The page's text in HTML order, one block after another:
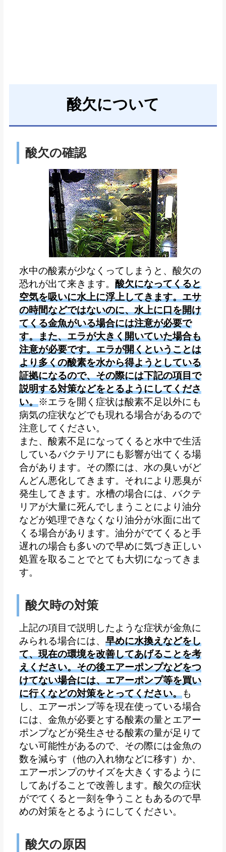
酸欠について
酸欠の確認
水中の酸素が少なくってしまうと、酸欠の
恐れが出て来きます。 酸欠になってくると
空気を吸いに水上に浮上してきます。エサ
の時間などではないのに、水上に口を開け
てくる金魚がいる場合には注意が必要で
す。また、エラが大きく開いていた場合も
注意が必要です。エラが開くということは
より多くの酸素を水から得ようとしている
証拠になるので、その際には下記の項目で
説明する対策などをとるようにしてくださ
い。※エラを開く症状は酸素不足以外にも
病気の症状などでも現れる場合があるので
注意してください。
また、酸素不足になってくると水中で生活
しているバクテリアにも影響が出てくる場
合があります。その際には、水の臭いがど
んどん悪化してきます。それにより悪臭が
発生してきます。水槽の場合には、バクテ
リアが大量に死んでしまうことにより油分
などが処理できなくなり油分が水面に出て
くる場合があります。油分がでてくると手
遅れの場合も多いので早めに気づき正しい
処置を取ることでとても大切になってきま
す。
酸欠時の対策
上記の項目で説明したような症状が金魚に
みられる場合には、 早めに水換えなどをし
て、現在の環境を改善してあげることを考
えください。その後エアーポンプなどをつ
けてない場合には、エアーポンプ等を買い
に行くなどの対策をとってください。も
し、エアーポンプ等を現在使っている場合
には、金魚が必要とする酸素の量とエアー
ポンプなどが発生させる酸素の量が足りて
ない可能性があるので、その際には金魚の
数を減らす（他の入れ物などに移す）か、
エアーポンプのサイズを大きくするように
してあげることで改善します。酸欠の症状
がでてくると一刻を争うこともあるので早
めの対策をとるようにしてください。
酸欠の原因